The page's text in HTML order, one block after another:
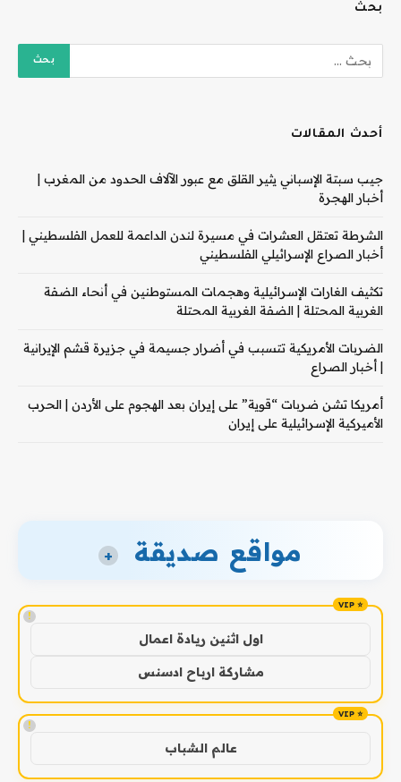
بحث
أحدث المقالات
جيب سبتة الإسباني يثير القلق مع عبور الآلاف الحدود من المغرب |
أخبار الهجرة
الشرطة تعتقل العشرات في مسيرة لندن الداعمة للعمل الفلسطيني |
أخبار الصراع الإسرائيلي الفلسطيني
تكثيف الغارات الإسرائيلية وهجمات المستوطنين في أنحاء الضفة
الغربية المحتلة | الضفة الغربية المحتلة
الضربات الأمريكية تتسبب في أضرار جسيمة في جزيرة قشم الإيرانية
| أخبار الصراع
أمريكا تشن ضربات “قوية” على إيران بعد الهجوم على الأردن | الحرب
الأميركية الإسرائيلية على إيران
مواقع صديقة +
!
اول اثنين ريادة اعمال
مشاركة ارباح ادسنس
!
عالم الشباب